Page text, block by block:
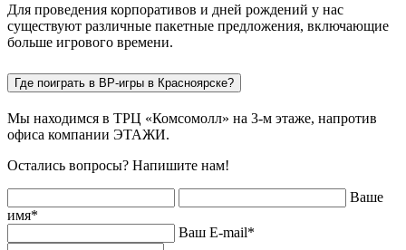
Для проведения корпоративов и дней рождений у нас
существуют различные пакетные предложения, включающие
больше игрового времени.
Где поиграть в ВР-игры в Красноярске?
Мы находимся в ТРЦ «Комсомолл» на 3-м этаже, напротив
офиса компании ЭТАЖИ.
Остались вопросы? Напишите нам!
Ваше
имя*
Ваш E-mail*